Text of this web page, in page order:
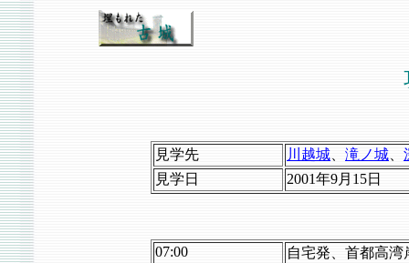
見学先 川越城 滝ノ城
見学日
2001年9月15日
07:00
自宅発、首都高